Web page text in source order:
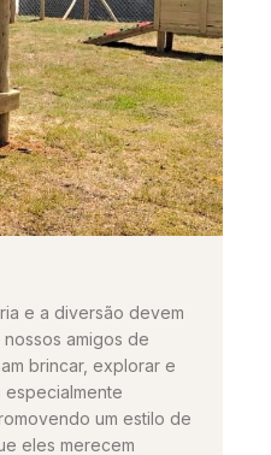
e a diversão devem
amigos de
brincar, explorar e
especialmente
um estilo de
eles merecem